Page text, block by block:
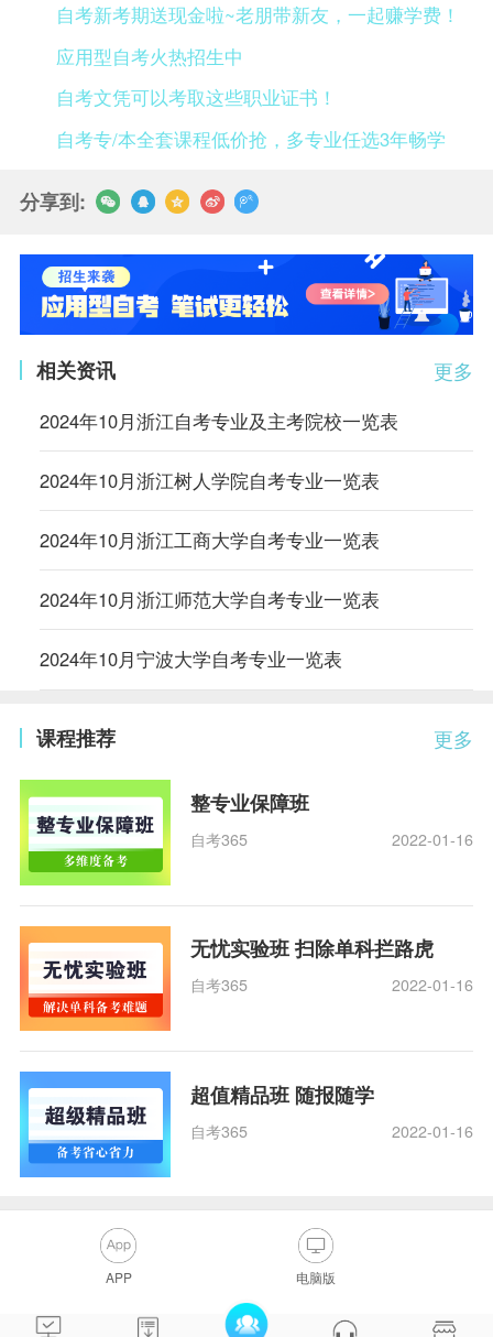
自考新考期送现金啦~老朋带新友，一起赚学费！
应用型自考火热招生中
自考文凭可以考取这些职业证书！
自考专/本全套课程低价抢，多专业任选3年畅学
分享到:
更多
相关资讯
2024年10月浙江自考专业及主考院校一览表
2024年10月浙江树人学院自考专业一览表
2024年10月浙江工商大学自考专业一览表
2024年10月浙江师范大学自考专业一览表
2024年10月宁波大学自考专业一览表
更多
课程推荐
整专业保障班
自考365 2022-01-16
无忧实验班 扫除单科拦路虎
自考365 2022-01-16
超值精品班 随报随学
自考365 2022-01-16
APP 电脑版